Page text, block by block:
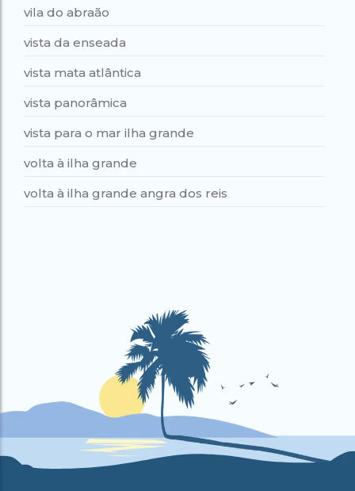
vila do abraão
vista da enseada
vista mata atlântica
vista panorâmica
vista para o mar ilha grande
volta à ilha grande
volta à ilha grande angra dos reis